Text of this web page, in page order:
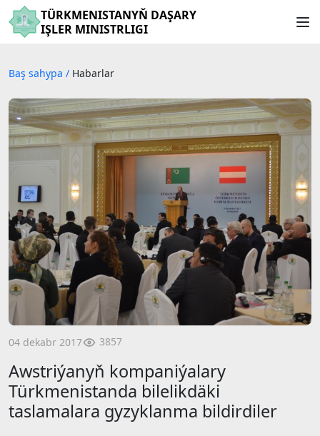
TÜRKMENISTANYŇ DAŞARY
IŞLER MINISTRLIGI
Baş sahypa / Habarlar
04 dekabr 2017 3857
Awstriýanyň kompaniýalary
Türkmenistanda bilelikdäki
taslamalara gyzyklanma bildirdiler